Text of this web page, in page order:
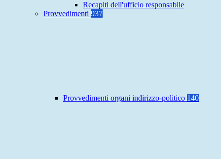
Recapiti dell'ufficio responsabile
Provvedimenti 937
Provvedimenti organi indirizzo-politico 140